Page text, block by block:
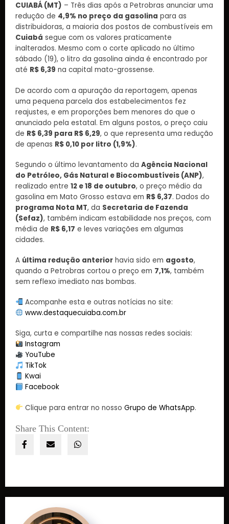
CUIABÁ (MT) – Três dias após a Petrobras anunciar uma
redução de 4,9% no preço da gasolina para as
distribuidoras, a maioria dos postos de combustíveis em
Cuiabá segue com os valores praticamente
inalterados. Mesmo com o corte aplicado no último
sábado (19), o litro da gasolina ainda é encontrado por
até R$ 6,39 na capital mato-grossense.
De acordo com a apuração da reportagem, apenas
uma pequena parcela dos estabelecimentos fez
reajustes, e em proporções bem menores do que o
anunciado pela estatal. Em alguns postos, o preço caiu
de R$ 6,39 para R$ 6,29, o que representa uma redução
de apenas R$ 0,10 por litro (1,9%).
Segundo o último levantamento da Agência Nacional
do Petróleo, Gás Natural e Biocombustíveis (ANP),
realizado entre 12 e 18 de outubro, o preço médio da
gasolina em Mato Grosso estava em R$ 6,37. Dados do
programa Nota MT, da Secretaria de Fazenda
(Sefaz), também indicam estabilidade nos preços, com
média de R$ 6,17 e leves variações em algumas
cidades.
A última redução anterior havia sido em agosto,
quando a Petrobras cortou o preço em 7,1%, também
sem reflexo imediato nas bombas.
Acompanhe esta e outras notícias no site:
www.destaquecuiaba.com.br
Siga, curta e compartilhe nas nossas redes sociais:
Instagram
YouTube
TikTok
Kwai
Facebook
Clique para entrar no nossoGrupo de WhatsApp.
Share This Content: